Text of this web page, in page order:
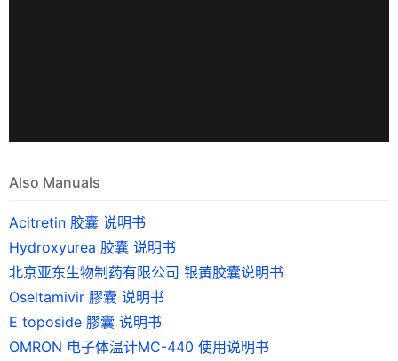
Also Manuals
Acitretin 胶囊 说明书
Hydroxyurea 胶囊 说明书
北京亚东生物制药有限公司 银黄胶囊说明书
Oseltamivir 膠囊 说明书
E toposide 膠囊 说明书
OMRON 电子体温计MC-440 使用说明书